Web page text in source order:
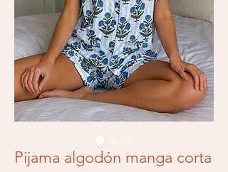
Pijama algodón manga corta